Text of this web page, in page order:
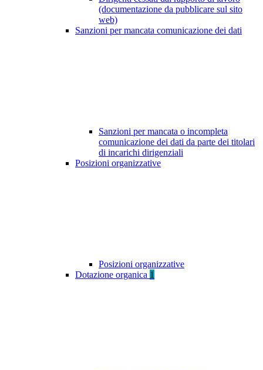
(documentazione da pubblicare sul sito
web)
Sanzioni per mancata comunicazione dei dati
Sanzioni per mancata o incompleta
comunicazione dei dati da parte dei titolari
di incarichi dirigenziali
Posizioni organizzative
Posizioni organizzative
Dotazione organica 1